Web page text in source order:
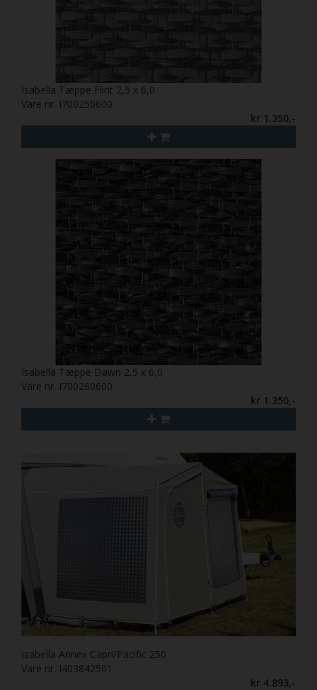
Isabella Tæppe Flint 2,5 x 6,0
Vare nr. I700250600
kr 1.350,-
Isabella Tæppe Dawn 2,5 x 6,0
Vare nr. I700260600
kr 1.350,-
Isabella Annex Capri/Pacific 250
Vare nr. I403842501
kr 4.893,-